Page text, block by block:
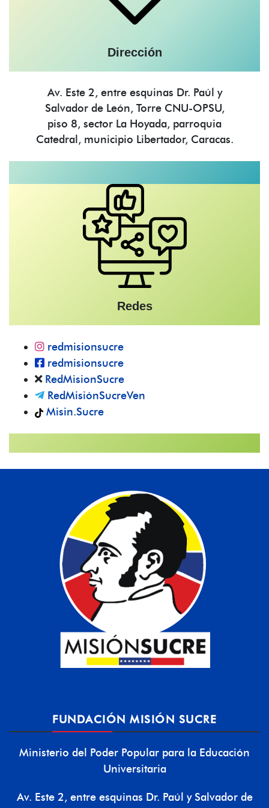
Dirección
Av. Este 2, entre esquinas Dr. Paúl y
Salvador de León, Torre CNU-OPSU,
piso 8, sector La Hoyada, parroquia
Catedral, municipio Libertador, Caracas.
Redes
redmisionsucre
redmisionsucre
RedMisionSucre
RedMisiónSucreVen
Misin.Sucre
FUNDACIÓN MISIÓN SUCRE
Ministerio del Poder Popular para la Educación
Universitaria
Av. Este 2, entre esquinas Dr. Paúl y Salvador de